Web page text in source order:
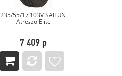
235/55/17 103V SAILUN
Atrezzo Elite
7 409 р